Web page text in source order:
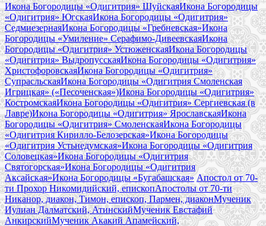
Икона Богородицы «Одигитрия» ШуйскаяИкона Богородицы
«Одигитрия» ЮгскаяИкона Богородицы «Одигитрия»
СедмиезернаяИкона Богородицы «Гребневская»Икона
Богородицы «Умиление» Серафимо-ДивеевскаяИкона
Богородицы «Одигитрия» УстюженскаяИкона Богородицы
«Одигитрия» ВыдропусскаяИкона Богородицы «Одигитрия»
ХристофоровскаяИкона Богородицы «Одигитрия»
СупрасльскаяИкона Богородицы «Одигитрия Смоленская
Игрицкая» («Песоченская»)Икона Богородицы «Одигитрия»
КостромскаяИкона Богородицы «Одигитрия» Сергиевская (в
Лавре)Икона Богородицы «Одигитрия» ЯрославскаяИкона
Богородицы «Одигитрия» СмоленскаяИкона Богородицы
«Одигитрия Кирилло-Белозерская»Икона Богородицы
«Одигитрия Устьнедумская»Икона Богородицы «Одигитрия
Соловецкая»Икона Богородицы «Одигитрия
Святогорская»Икона Богородицы «Одигитрия
Аксайская»Икона Богородицы «Бугабашская» Апостол от 70-
ти Прохор Никомидийский, епископАпостолы от 70-ти
Никанор, диакон, Тимон, епископ, Пармен, диаконМученик
Иулиан Далматский, АтинскийМученик Евстафий
АнкирскийМученик Акакий Апамейский,